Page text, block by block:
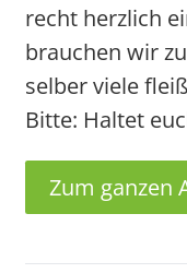
recht herzlich
brauchen wir
selber viele
Bitte: Haltet
Zum ganzen